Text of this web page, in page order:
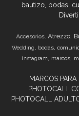
bautizo, bodas,
Accesorios Atrezzo
Wedding bodas
instagram marcos
MARCOS PARA
PHOTOCALL
PHOTOCALL